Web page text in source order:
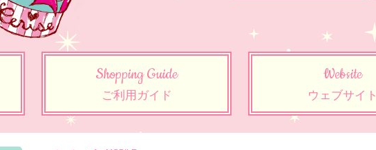
Shopping Guide
ご利用ガイド
Website
ウェブサイト